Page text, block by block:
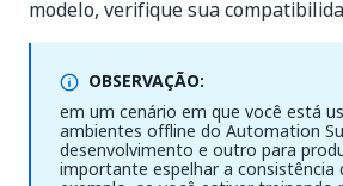
modelo, verifique sua
OBSERVAÇÃO:
em um cenário em que você está
ambientes offline do Automation
desenvolvimento e outro para
importante espelhar a consistência